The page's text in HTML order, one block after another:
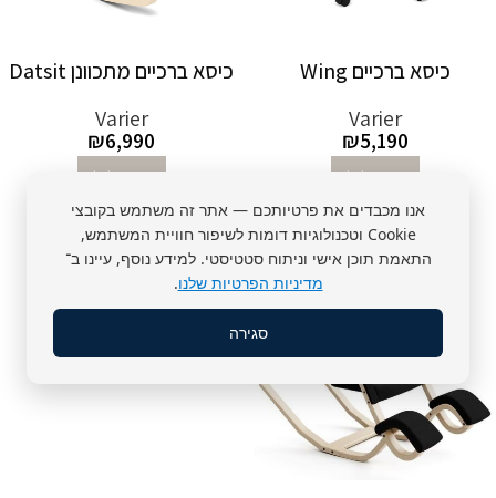
אנו מכבדים את פרטיותכם — אתר זה משתמש בקובצי
Cookie וטכנולוגיות דומות לשיפור חוויית המשתמש,
התאמת תוכן אישי וניתוח סטטיסטי. למידע נוסף, עיינו ב־
מדיניות הפרטיות שלנו.
סגירה
כיסא ברכיים Wing
Varier
₪5,190
הוספה לסל
כיסא ברכיים מתכוונן Datsit
Varier
₪6,990
הוספה לסל